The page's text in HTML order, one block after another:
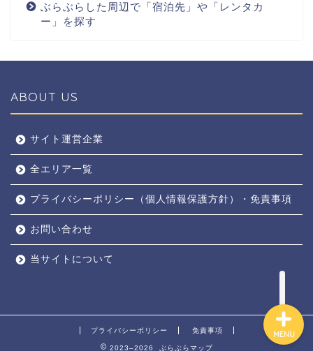
ぶらぶらした周辺で「宿泊先」や「レンタカ
ー」を探す
ABOUT US
サイト運営企業
全エリア一覧
プライバシーポリシー（個人情報保護方針）・免責事項
お問い合わせ
当サイトについて
プライバシーポリシー 免責事項
2023–2026 ぶらぶらマップ
MENU
奈良